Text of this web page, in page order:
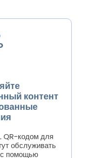
контент
QR-кодом для
обслуживать
с помощью